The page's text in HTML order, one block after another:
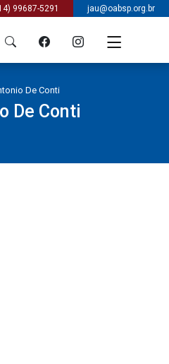
99687-5291 jau@oabsp.org.br
De Conti
De Conti